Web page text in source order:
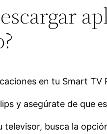
en tu Smart
y asegúrate de que
televisor, busca la